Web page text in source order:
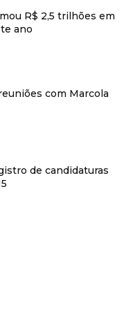
R$ 2,5 trilhões em
ano
com Marcola
de candidaturas